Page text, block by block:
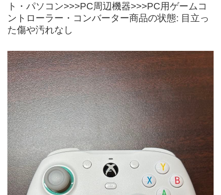
ト・パソコン>>>PC周辺機器>>>PC用ゲームコ
ントローラー・コンバーター商品の状態: 目立っ
た傷や汚れなし